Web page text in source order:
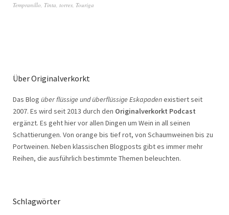
Tempranillo Tinta torres Touriga
Über Originalverkorkt
Das Blog über flüssige und überflüssige Eskapadenexistiert seit
2007. Es wird seit 2013 durch den Originalverkorkt Podcast
ergänzt. Es geht hier vor allen Dingen um Wein in all seinen
Schattierungen. Von orange bis tief rot, von Schaumweinen bis zu
Portweinen. Neben klassischen Blogposts gibt es immer mehr
Reihen, die ausführlich bestimmte Themen beleuchten.
Schlagwörter